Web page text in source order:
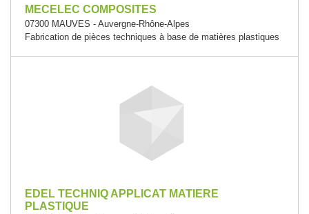
MECELEC COMPOSITES
07300 MAUVES - Auvergne-Rhône-Alpes
Fabrication de pièces techniques à base de matières plastiques
EDEL TECHNIQ APPLICAT MATIERE
PLASTIQUE